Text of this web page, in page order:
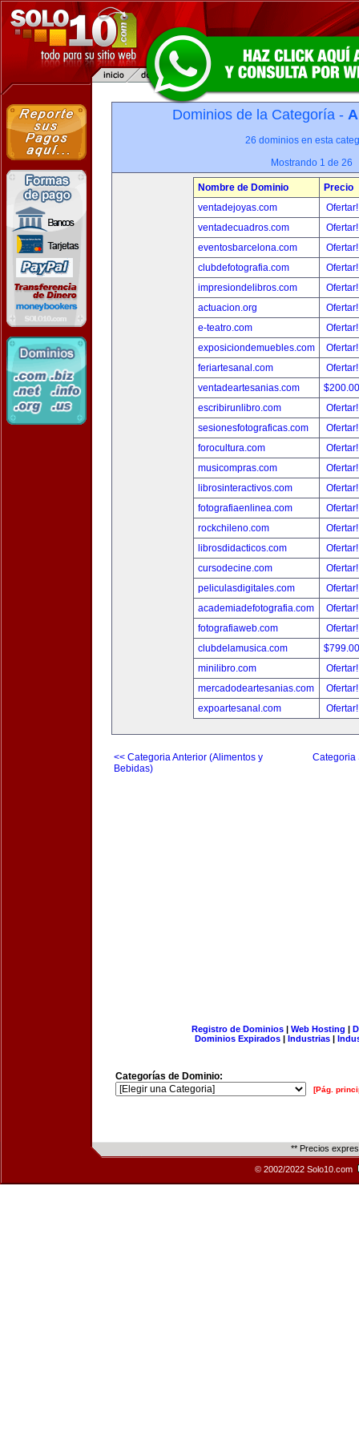
Dominios de la Categoría -
26 dominios en esta
Mostrando 1 de 26
Nombre de Dominio
Precio
ventadejoyas.com
ventadecuadros.com
eventosbarcelona.com
clubdefotografia.com
impresiondelibros.com
actuacion.org
e-teatro.com
exposiciondemuebles.com
feriartesanal.com
ventadeartesanias.com
escribirunlibro.com
sesionesfotograficas.com
forocultura.com
musicompras.com
librosinteractivos.com
fotografiaenlinea.com
rockchileno.com
librosdidacticos.com
cursodecine.com
peliculasdigitales.com
academiadefotografia.com
fotografiaweb.com
clubdelamusica.com
minilibro.com
mercadodeartesanias.com
expoartesanal.com
<< Categoria Anterior (Alimentos y
Bebidas)
Categoria
Registro de Dominios| Web Hosting |
Dominios Expirados | Industrias |
Categorías de Dominio:
[Pág.
** Precios
© 2002/2022 Solo10.com